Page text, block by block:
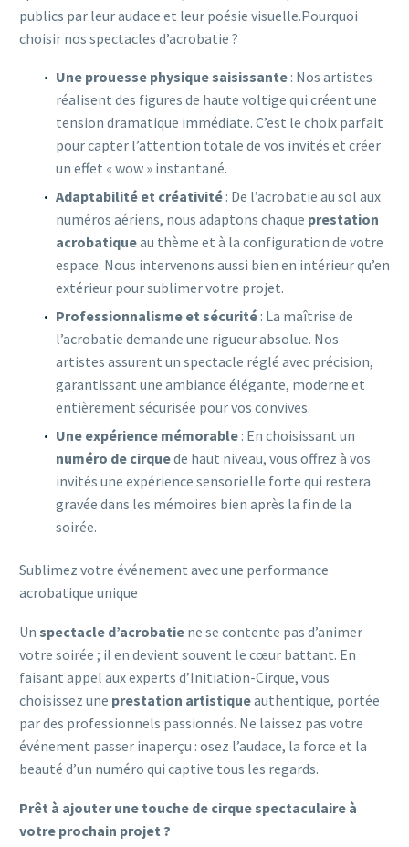
publics par leur audace et leur poésie visuelle.Pourquoi
choisir nos spectacles d’acrobatie ?
Une prouesse physique saisissante : Nos artistes
réalisent des figures de haute voltige qui créent une
tension dramatique immédiate. C’est le choix parfait
pour capter l’attention totale de vos invités et créer
un effet « wow » instantané.
Adaptabilité et créativité : De l’acrobatie au sol aux
numéros aériens, nous adaptons chaque prestation
acrobatiqueau thème et à la configuration de votre
espace. Nous intervenons aussi bien en intérieur qu’en
extérieur pour sublimer votre projet.
Professionnalisme et sécurité : La maîtrise de
l’acrobatie demande une rigueur absolue. Nos
artistes assurent un spectacle réglé avec précision,
garantissant une ambiance élégante, moderne et
entièrement sécurisée pour vos convives.
Une expérience mémorable : En choisissant un
numéro de cirquede haut niveau, vous offrez à vos
invités une expérience sensorielle forte qui restera
gravée dans les mémoires bien après la fin de la
soirée.
Sublimez votre événement avec une performance
acrobatique unique
Un spectacle d’acrobatie ne se contente pas d’animer
votre soirée ; il en devient souvent le cœur battant. En
faisant appel aux experts d’Initiation-Cirque, vous
choisissez une prestation artistiqueauthentique, portée
par des professionnels passionnés. Ne laissez pas votre
événement passer inaperçu : osez l’audace, la force et la
beauté d’un numéro qui captive tous les regards.
Prêt à ajouter une touche de cirque spectaculaire à
votre prochain projet ?